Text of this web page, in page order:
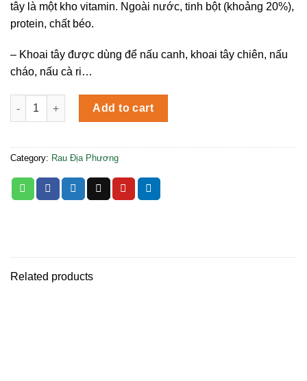
tây là một kho vitamin. Ngoài nước, tinh bột (khoảng 20%),
protein, chất béo.
– Khoai tây được dùng để nấu canh, khoai tây chiên, nấu
cháo, nấu cà ri…
Khoai Tây quantity
Add to cart
Category: Rau Địa Phương
Related products